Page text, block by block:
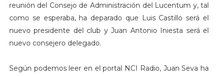
reunión del Consejo de Administración del Lucentum y, tal
como se esperaba, ha deparado que Luis Castillo será el
nuevo presidente del club y Juan Antonio Iniesta será el
nuevo consejero delegado.
Según podemos leer en el portal NCI Radio, Juan Seva ha